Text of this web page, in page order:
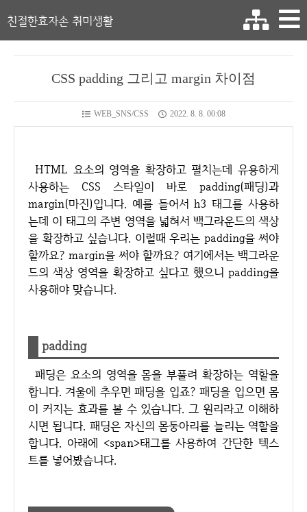
친절한효자손 취미생활
CSS padding 그리고 margin 차이점
WEB_SNS/CSS 2022. 8. 8. 00:08
HTML 요소의 영역을 확장하고 펼치는데 유용하게
사용하는 CSS 스타일이 바로 padding(패딩)과
margin(마진)입니다. 예를 들어서 h3 태그를 사용하
는데 이 태그의 주변 영역을 넓혀서 백그라운드의 색상
을 확장하고 싶습니다. 이럴때 우리는 padding을 써야
할까요? margin을 써야 할까요? 여기에서는 백그라운
드의 색상 영역을 확장하고 싶다고 했으니 padding을
사용해야 맞습니다.
padding
패딩은 요소의 영역을 몸을 부풀려 확장하는 역할을
합니다. 겨울에 추우면 패딩을 입죠? 패딩을 입으면 몸
이 커지는 효과를 볼 수 있습니다. 그 원리라고 이해하
시면 됩니다. 패딩은 자신의 몸둥아리를 늘리는 역할을
합니다. 아래에 <span>태그를 사용하여 간단한 텍스
트를 넣어봤습니다.